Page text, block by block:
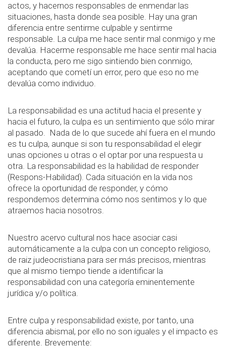
actos, y hacernos responsables de enmendar las
situaciones, hasta donde sea posible. Hay una gran
diferencia entre sentirme culpable y sentirme
responsable. La culpa me hace sentir mal conmigo y me
devalúa. Hacerme responsable me hace sentir mal hacia
la conducta, pero me sigo sintiendo bien conmigo,
aceptando que cometí un error, pero que eso no me
devalúa como individuo.
La responsabilidad es una actitud hacia el presente y
hacia el futuro, la culpa es un sentimiento que sólo mirar
al pasado. Nada de lo que sucede ahí fuera en el mundo
es tu culpa, aunque si son tu responsabilidad el elegir
unas opciones u otras o el optar por una respuesta u
otra. La responsabilidad es la habilidad de responder
(Respons-Habilidad). Cada situación en la vida nos
ofrece la oportunidad de responder, y cómo
respondemos determina cómo nos sentimos y lo que
atraemos hacia nosotros.
Nuestro acervo cultural nos hace asociar casi
automáticamente a la culpa con un concepto religioso,
de raiz judeocristiana para ser más precisos, mientras
que al mismo tiempo tiende a identificar la
responsabilidad con una categoría eminentemente
jurídica y/o política.
Entre culpa y responsabilidad existe, por tanto, una
diferencia abismal, por ello no son iguales y el impacto es
diferente. Brevemente: